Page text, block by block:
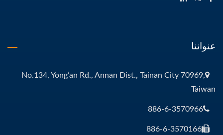
عنواننا
No.134, Yong’an Rd., Annan Dist., Tainan City 70969,
Taiwan
886-6-3570966
886-6-3570166